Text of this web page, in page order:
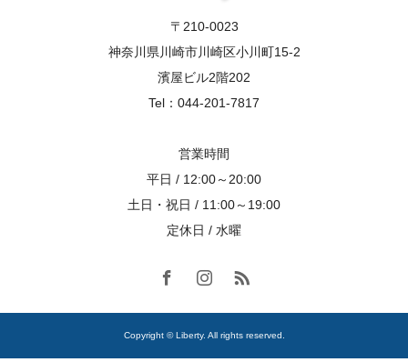
〒210-0023
神奈川県川崎市川崎区小川町15-2
濱屋ビル2階202
Tel：044-201-7817
営業時間
平日 / 12:00～20:00
土日・祝日 / 11:00～19:00
定休日 / 水曜
Copyright © Liberty. All rights reserved.